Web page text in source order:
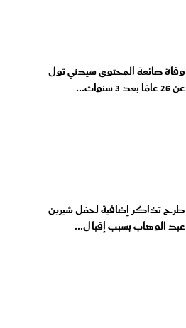
وفاة صانعة المحتوى سيدني تول
عن 26 عامًا بعد 3 سنوات...
طرح تذاكر إضافية لحفل شيرين
عبد الوهاب بسبب إقبال...